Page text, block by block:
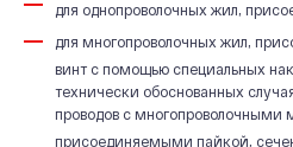
для однопроволочных жил,
для многопроволочных жил,
винт с помощью специальных
технически обоснованных
проводов с
присоединяемыми пайкой,